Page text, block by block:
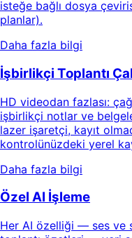
isteğe bağlı dosya
planlar).
Daha fazla bilgi
İşbirlikçi Toplantı
HD videodan fazlası:
işbirlikçi notlar ve
lazer işaretçi, kayıt
kontrolünüzdeki yerel
Daha fazla bilgi
Özel AI İşleme
Her AI özelliği — ses ve